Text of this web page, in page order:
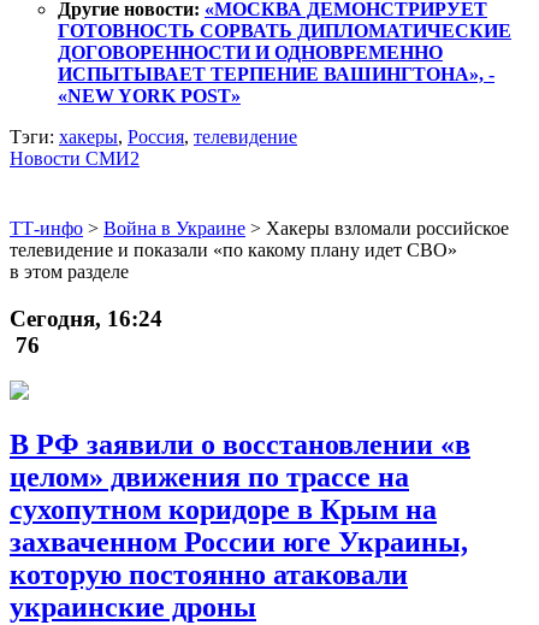
Другие новости: «МОСКВА ДЕМОНСТРИРУЕТ
ГОТОВНОСТЬ СОРВАТЬ ДИПЛОМАТИЧЕСКИЕ
ДОГОВОРЕННОСТИ И ОДНОВРЕМЕННО
ИСПЫТЫВАЕТ ТЕРПЕНИЕ ВАШИНГТОНА», -
«NEW YORK POST»
Тэги: хакеры, Россия, телевидение
Новости СМИ2
ТТ-инфо > Война в Украине > Хакеры взломали российское
телевидение и показали «по какому плану идет СВО»
в этом разделе
Сегодня, 16:24
76
В РФ заявили о восстановлении «в
целом» движения по трассе на
сухопутном коридоре в Крым на
захваченном России юге Украины,
которую постоянно атаковали
украинские дроны